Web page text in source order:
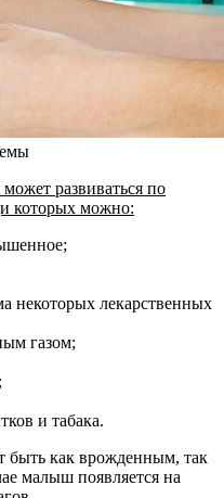
развиваться по
которых можно:
некоторых лекарственных
газом;
и табака.
быть как врожденным, так
малыш появляется на